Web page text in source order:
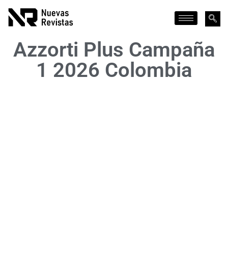
Azzorti Plus Campaña
1 2026 Colombia